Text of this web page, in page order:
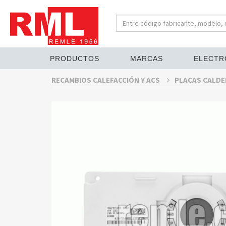
PRODUCTOS MARCAS
RECAMBIOS CALEFACCIÓN Y ACS PLACAS